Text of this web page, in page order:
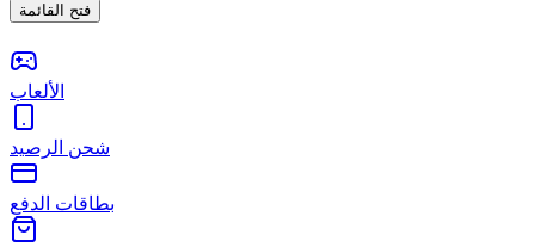
فتح القائمة
الألعاب
شحن الرصيد
بطاقات الدفع